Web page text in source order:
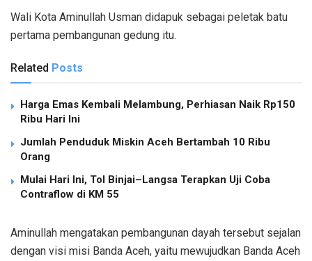
Wali Kota Aminullah Usman didapuk sebagai peletak batu
pertama pembangunan gedung itu.
Related Posts
Harga Emas Kembali Melambung, Perhiasan Naik Rp150
Ribu Hari Ini
Jumlah Penduduk Miskin Aceh Bertambah 10 Ribu
Orang
Mulai Hari Ini, Tol Binjai–Langsa Terapkan Uji Coba
Contraflow di KM 55
Aminullah mengatakan pembangunan dayah tersebut sejalan
dengan visi misi Banda Aceh, yaitu mewujudkan Banda Aceh